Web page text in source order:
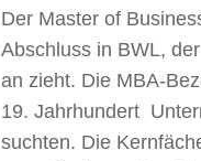
Der Master of
Abschluss in BWL,
an zieht. Die MBA-
19. Jahrhundert
suchten. Die